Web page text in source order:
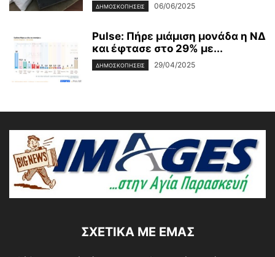
ΔΗΜΟΣΚΟΠΗΣΕΙΣ 06/06/2025
Pulse: Πήρε μιάμιση μονάδα η ΝΔ
και έφτασε στο 29% με...
ΔΗΜΟΣΚΟΠΗΣΕΙΣ 29/04/2025
ΣΧΕΤΙΚΆ ΜΕ ΕΜΆΣ